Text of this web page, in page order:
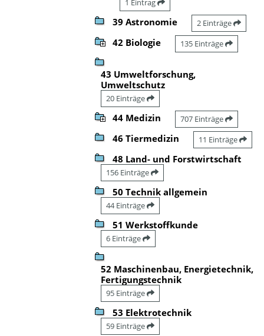
1 Eintrag
39 Astronomie 2 Einträge
42 Biologie 135 Einträge
43 Umweltforschung,
Umweltschutz
20 Einträge
44 Medizin 707 Einträge
46 Tiermedizin 11 Einträge
48 Land- und Forstwirtschaft
156 Einträge
50 Technik allgemein
44 Einträge
51 Werkstoffkunde
6 Einträge
52 Maschinenbau, Energietechnik,
Fertigungstechnik
95 Einträge
53 Elektrotechnik
59 Einträge